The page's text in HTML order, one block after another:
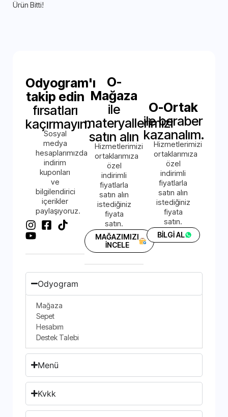
Ürün Bitti!
Odyogram'ı
takip edin
fırsatları
kaçırmayın.
Sosyal
medya
hesaplarımızda
indirim
kuponları
ve
bilgilendirici
içerikler
paylaşıyoruz.
O-
Mağaza
ile
materyallerimizi
satın alın
Hizmetlerimizi
ortaklarımıza
özel
indirimli
fiyatlarla
satın alın
istediğiniz
fiyata
satın.
MAĞAZIMIZI
İNCELE
O-Ortak
ile beraber
kazanalım.
Hizmetlerimizi
ortaklarımıza
özel
indirimli
fiyatlarla
satın alın
istediğiniz
fiyata
satın.
BİLGİ AL
Odyogram
Mağaza
Sepet
Hesabım
Destek Talebi
Menü
Kvkk